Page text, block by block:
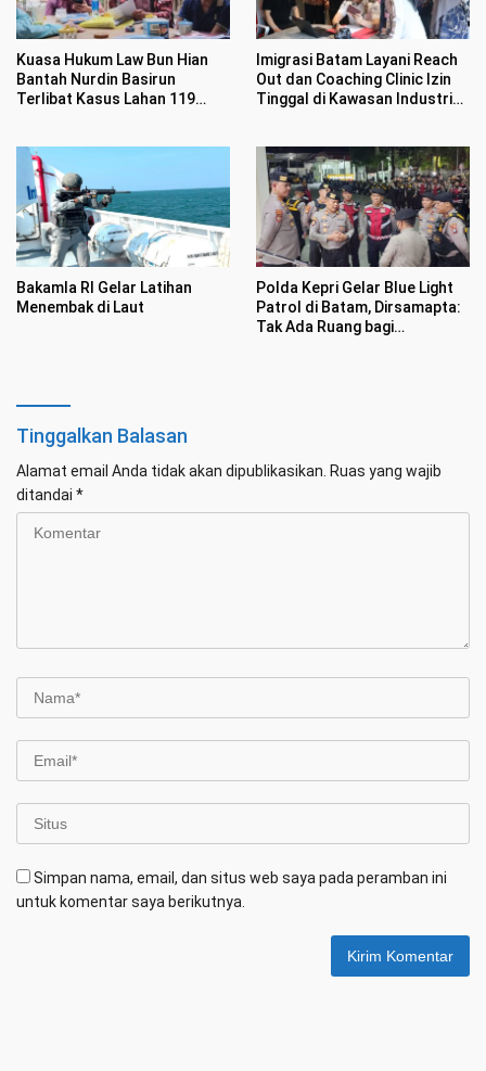
Kuasa Hukum Law Bun Hian
Bantah Nurdin Basirun
Terlibat Kasus Lahan 119
Imigrasi Batam Layani Reach
Out dan Coaching Clinic Izin
Tinggal di Kawasan Industri
Bakamla RI Gelar Latihan
Menembak di Laut
Polda Kepri Gelar Blue Light
Patrol di Batam, Dirsamapta:
Tak Ada Ruang bagi
Tinggalkan Balasan
Alamat email Anda tidak akan dipublikasikan. Ruas yang wajib
ditandai *
Simpan nama, email, dan situs web saya pada peramban ini
untuk komentar saya berikutnya.